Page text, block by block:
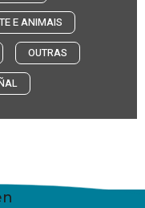
E ANIMAIS
OUTRAS